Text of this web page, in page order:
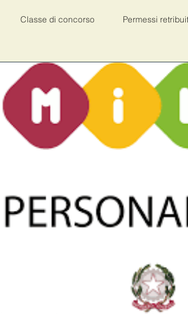
Classe di concorso Permessi
Scuola Paritaria Sindacati decreto
Quota100 esame di stato